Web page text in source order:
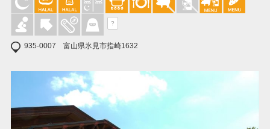
?
935-0007 富山県氷見市指崎1632